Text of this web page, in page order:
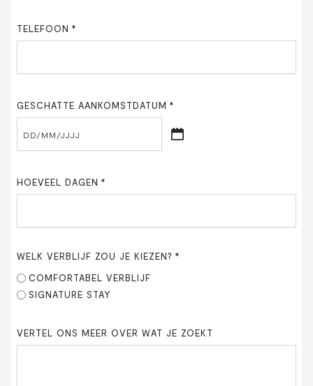
TELEFOON *
GESCHATTE AANKOMSTDATUM *
DD
/
HOEVEEL DAGEN *
WELK VERBLIJF ZOU JE KIEZEN? *
COMFORTABEL VERBLIJF
SIGNATURE STAY
VERTEL ONS MEER OVER WAT JE ZOEKT